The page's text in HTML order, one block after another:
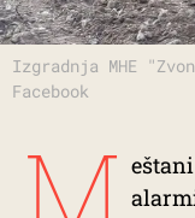
Izgradnja MHE
Facebook